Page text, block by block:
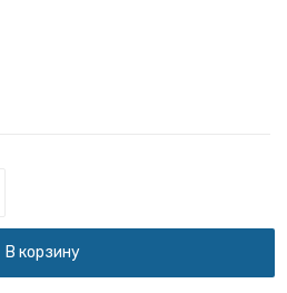
В корзину